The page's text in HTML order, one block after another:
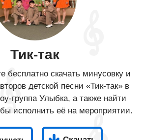
Тик-так
бесплатно скачать минусовку и
детской песни «Тик-так» в
группа Улыбка, а также найти
исполнить её на мероприятии.